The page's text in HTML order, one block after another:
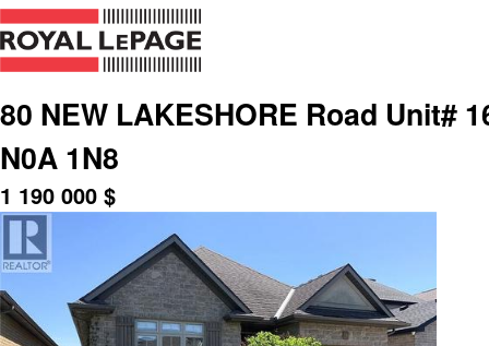
80 NEW LAKESHORE Road Unit#
N0A 1N8
1 190 000 $